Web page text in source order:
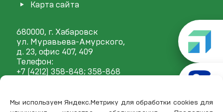
Мы используем Яндекс.Метрику для обработки cookies для
Карта сайта
680000, г. Хабаровск
ул. Муравьева-Амурского,
д. 23, офис 407, 409
Телефон:
+7 (4212) 358-848; 358-868